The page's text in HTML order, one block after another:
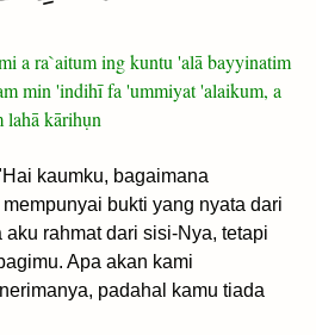
a ra`aitum ing kuntu 'alā bayyinatim
min 'indihī fa 'ummiyat 'alaikum, a
lahā kārihụn
kaumku, bagaimana
bukti yang nyata dari
rahmat dari sisi-Nya, tetapi
Apa akan kami
padahal kamu tiada